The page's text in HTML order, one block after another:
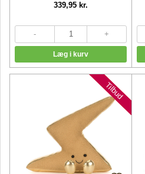
339,95 kr.
Nyheder
Tilbud